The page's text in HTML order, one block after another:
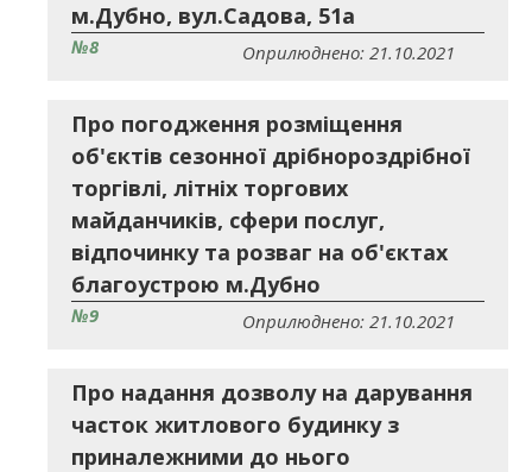
м.Дубно, вул.Садова, 51а
№8 Оприлюднено: 21.10.2021
Про погодження розміщення
об'єктів сезонної дрібнороздрібної
торгівлі, літніх торгових
майданчиків, сфери послуг,
відпочинку та розваг на об'єктах
благоустрою м.Дубно
№9 Оприлюднено: 21.10.2021
Про надання дозволу на дарування
часток житлового будинку з
приналежними до нього